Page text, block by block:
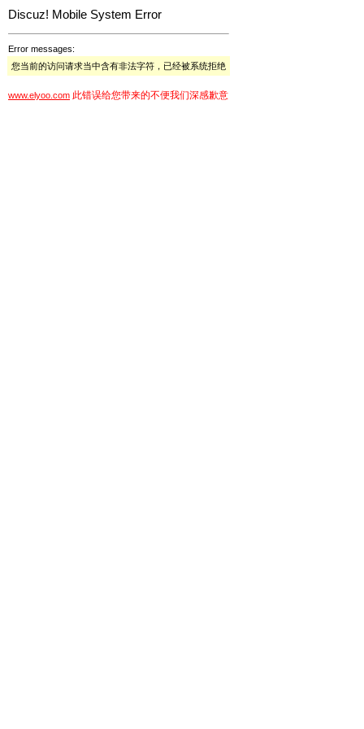
Discuz! Mobile System Error
Error messages:
您当前的访问请求当中含有非法字符，已经被系统拒绝
www.elyoo.com 此错误给您带来的不便我们深感歉意